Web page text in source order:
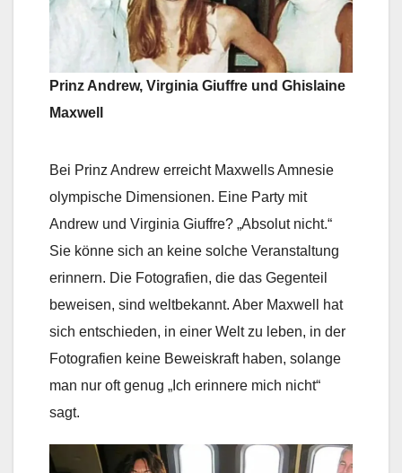
Prinz Andrew, Virginia Giuffre und Ghislaine
Maxwell
Bei Prinz Andrew erreicht Maxwells Amnesie
olympische Dimensionen. Eine Party mit
Andrew und Virginia Giuffre? „Absolut nicht.“
Sie könne sich an keine solche Veranstaltung
erinnern. Die Fotografien, die das Gegenteil
beweisen, sind weltbekannt. Aber Maxwell hat
sich entschieden, in einer Welt zu leben, in der
Fotografien keine Beweiskraft haben, solange
man nur oft genug „Ich erinnere mich nicht“
sagt.